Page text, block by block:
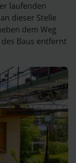
laufenden
dieser Stelle
dem Weg
Baus entfernt